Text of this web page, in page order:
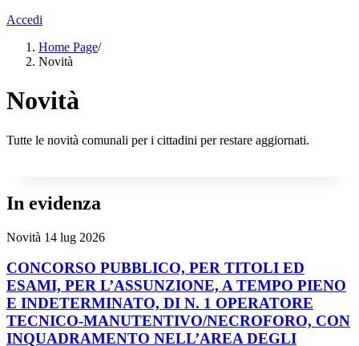
Accedi
Home Page/
Novità
Novità
Tutte le novità comunali per i cittadini per restare aggiornati.
In evidenza
Novità 14 lug 2026
CONCORSO PUBBLICO, PER TITOLI ED
ESAMI, PER L’ASSUNZIONE, A TEMPO PIENO
E INDETERMINATO, DI N. 1 OPERATORE
TECNICO-MANUTENTIVO/NECROFORO, CON
INQUADRAMENTO NELL’AREA DEGLI